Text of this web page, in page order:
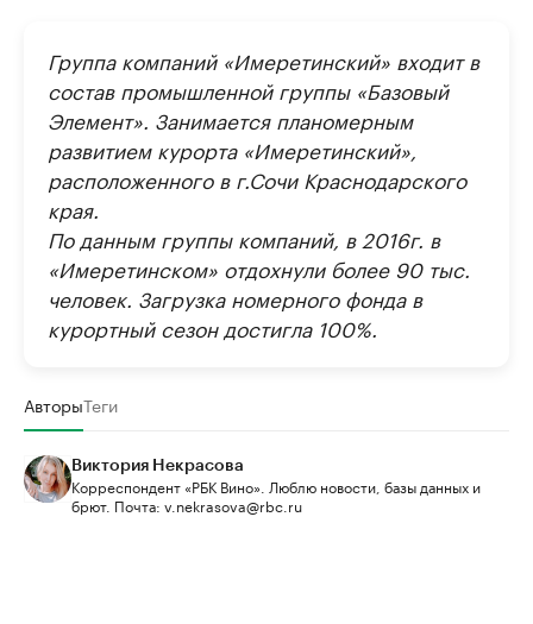
Группа компаний «Имеретинский» входит в
состав промышленной группы «Базовый
Элемент». Занимается планомерным
развитием курорта «Имеретинский»,
расположенного в г.Сочи Краснодарского
края.
По данным группы компаний, в 2016г. в
«Имеретинском» отдохнули более 90 тыс.
человек. Загрузка номерного фонда в
курортный сезон достигла 100%.
АвторыТеги
Виктория Некрасова
Корреспондент «РБК Вино». Люблю новости, базы данных и
брют. Почта: v.nekrasova@rbc.ru